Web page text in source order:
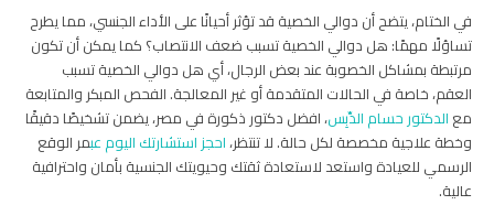
في الختام، يتضح أن دوالي الخصية قد تؤثر أحيانًا على الأداء الجنسي، مما يطرح
تساؤلًا مهمًا: هل دوالي الخصية تسبب ضعف الانتصاب؟ كما يمكن أن تكون
مرتبطة بمشاكل الخصوبة عند بعض الرجال، أي هل دوالي الخصية تسبب
العقم، خاصة في الحالات المتقدمة أو غير المعالجة. الفحص المبكر والمتابعة
مع الدكتور حسام الدِّبِس، افضل دكتور ذكورة في مصر، يضمن تشخيصًا دقيقًا
وخطة علاجية مخصصة لكل حالة. لا تنتظر،احجز استشارتك اليوم عبمر الوقع
الرسمي للعيادة واستعد لاستعادة ثقتك وحيويتك الجنسية بأمان واحترافية
عالية.